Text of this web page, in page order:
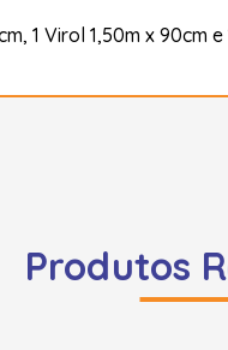
1 Virol 1,50m x 90cm
Produtos